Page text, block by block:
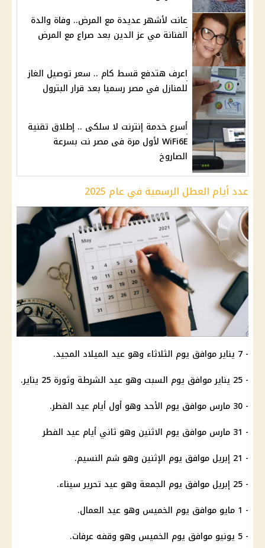
عانت لأشهر عديدة مع المرض.. وفاة والدة
الفنانة مي عز الدين بعد صراع مع المرض
اعرف هتدفع قسط كام .. سعر توصيل الغاز
للمنازل في مصر رسميا بعد قرار البترول
أسرع خدمة إنترنت لا سلكى .. إطلاق تقنية
WiFi6E لأول مرة فى مصر نت بسرعة
الصاروخ
عدد أيام العطل الرسمية في عام 2025
- 7 يناير موافق يوم الثلاثاء وهو عيد الميلاد المجيد.
- 25 يناير موافق يوم السبت وهو عيد الشرطة وثورة 25 يناير.
- 30 مارس موافق يوم الأحد وهو أول أيام عيد الفطر.
- 31 مارس موافق يوم الاثنين وهو ثاني أيام عيد الفطر
- 21 إبريل موافق يوم الإثنين وهو شم النسيم.
- 25 إبريل موافق يوم الجمعة وهو عيد تحرير سيناء.
- 1 مايو موافق يوم الخميس وهو عيد العمال.
- 5 يونيو موافق يوم الخميس وهو وقفه عرفات.